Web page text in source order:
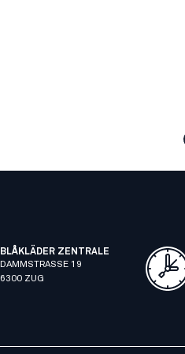
BLÅKLÄDER ZENTRALE
DAMMSTRASSE 19
6300 ZUG